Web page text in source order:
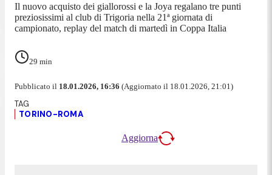
Il nuovo acquisto dei giallorossi e la Joya regalano tre punti
preziosissimi al club di Trigoria nella 21ª giornata di
campionato, replay del match di martedì in Coppa Italia
29 min
Pubblicato il 18.01.2026, 16:36 (Aggiornato il 18.01.2026, 21:01)
TORINO-ROMA
Aggiorna